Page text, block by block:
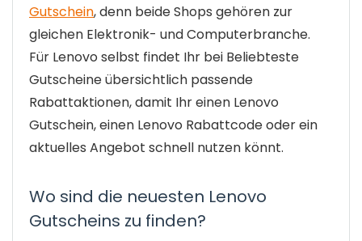
Gutschein, denn beide Shops gehören zur
gleichen Elektronik- und Computerbranche.
Für Lenovo selbst findet Ihr bei Beliebteste
Gutscheine übersichtlich passende
Rabattaktionen, damit Ihr einen Lenovo
Gutschein, einen Lenovo Rabattcode oder ein
aktuelles Angebot schnell nutzen könnt.
Wo sind die neuesten Lenovo
Gutscheins zu finden?